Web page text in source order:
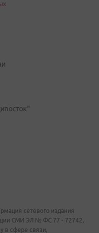
сетевого издания
СМИ ЭЛ № ФС 77 - 72742,
в сфере связи,